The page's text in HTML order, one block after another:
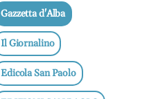
Gazzetta d'Alba
Il Giornalino
Edicola San Paolo